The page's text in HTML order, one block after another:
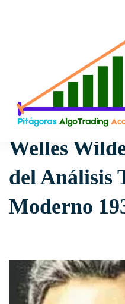
Nombres del
Welles Wilder: El Padre del
Welles
del Análisis
Moderno